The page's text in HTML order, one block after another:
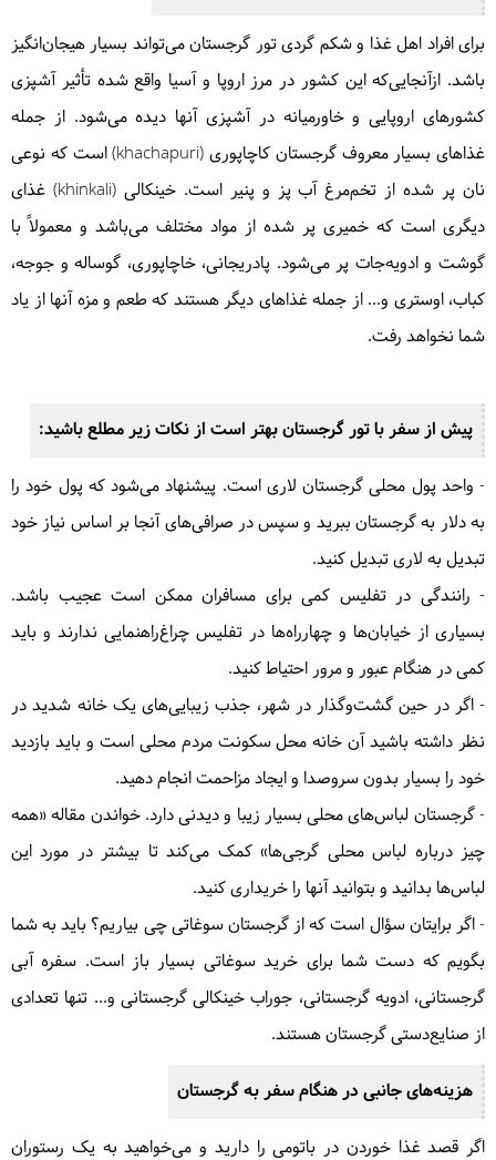
برای افراد اهل غذا و شکم گردی تور گرجستان می‌تواند بسیار هیجان‌انگیز
باشد. ازآنجایی‌که این کشور در مرز اروپا و آسیا واقع شده تأثیر آشپزی
کشورهای اروپایی و خاورمیانه در آشپزی آنها دیده می‌شود. از جمله
غذاهای بسیار معروف گرجستان کاچاپوری (khachapuri) است که نوعی
نان پر شده از تخم‌مرغ آب پز و پنیر است. خینکالی (khinkali) غذای
دیگری است که خمیری پر شده از مواد مختلف می‌باشد و معمولاً با
گوشت و ادویه‌جات پر می‌شود. پادریجانی، خاچاپوری، گوساله و جوجه،
کباب، اوستری و... از جمله غذاهای دیگر هستند که طعم و مزه آنها از یاد
شما نخواهد رفت.
پیش از سفر با تور گرجستان بهتر است از نکات زیر مطلع باشید:
- واحد پول محلی گرجستان لاری است. پیشنهاد می‌شود که پول خود را
به دلار به گرجستان ببرید و سپس در صرافی‌های آنجا بر اساس نیاز خود
تبدیل به لاری تبدیل کنید.
- رانندگی در تفلیس کمی برای مسافران ممکن است عجیب باشد.
بسیاری از خیابان‌ها و چهارراه‌ها در تفلیس چراغ‌راهنمایی ندارند و باید
کمی در هنگام عبور و مرور احتیاط کنید.
- اگر در حین گشت‌وگذار در شهر، جذب زیبایی‌های یک خانه شدید در
نظر داشته باشید آن خانه محل سکونت مردم محلی است و باید بازدید
خود را بسیار بدون سروصدا و ایجاد مزاحمت انجام دهید.
- گرجستان لباس‌های محلی بسیار زیبا و دیدنی دارد. خواندن مقاله «همه
چیز درباره لباس محلی گرجی‌ها» کمک می‌کند تا بیشتر در مورد این
لباس‌ها بدانید و بتوانید آنها را خریداری کنید.
- اگر برایتان سؤال است که از گرجستان سوغاتی چی بیاریم؟ باید به شما
بگویم که دست شما برای خرید سوغاتی بسیار باز است. سفره آبی
گرجستانی، ادویه گرجستانی، جوراب خینکالی گرجستانی و... تنها تعدادی
از صنایع‌دستی گرجستان هستند.
هزینه‌های جانبی در هنگام سفر به گرجستان
اگر قصد غذا خوردن در باتومی را دارید و می‌خواهید به یک رستوران